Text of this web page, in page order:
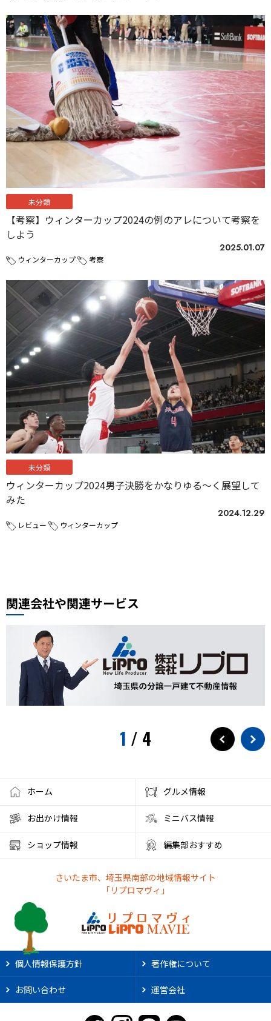
未分類
【考察】ウィンターカップ2024の例のアレについて考察を
しよう
2025.01.07
ウィンターカップ 考察
未分類
ウィンターカップ2024男子決勝をかなりゆる〜く展望して
みた
2024.12.29
レビュー ウィンターカップ
関連会社や関連サービス
1 / 4
ホーム グルメ情報
お出かけ情報 ミニバス情報
ショップ情報 編集部おすすめ
さいたま市、埼玉県南部の地域情報サイト
「リプロマヴィ」
個人情報保護方針 著作権について
お問い合わせ 運営会社